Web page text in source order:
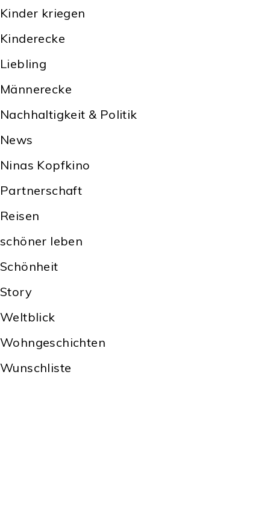
Kinder kriegen
Kinderecke
Liebling
Männerecke
Nachhaltigkeit & Politik
News
Ninas Kopfkino
Partnerschaft
Reisen
schöner leben
Schönheit
Story
Weltblick
Wohngeschichten
Wunschliste